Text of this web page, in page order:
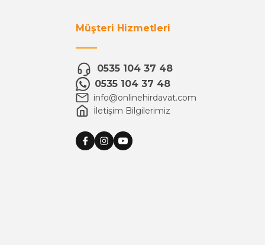
Müşteri Hizmetleri
0535 104 37 48
0535 104 37 48
info@onlinehirdavat.com
İletişim Bilgilerimiz